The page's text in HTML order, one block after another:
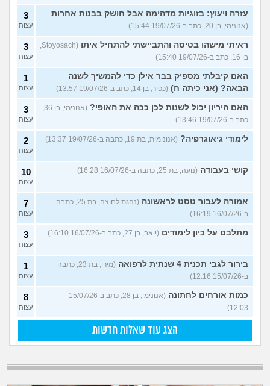
עזרה ויעוץ: בזוגיות מדהימה אבל חושק בבנות אחרות
(אנונימי, בן 20, כתב ב-19/07/26 15:44)
3
עצות
ראיתי מישהו בטיסה והתביישתי להתחיל איתו
בן 16, כתב ב-19/07/26 15:40)
3
עצות
האם קיבלתי מספיק בבר אילן כדי להמשיך לשנה
הבאה? (אני כיתה ח) (כפיר, בן 14, כתב ב-19/07/26 13:57)
1
עצות
האם היריון יכול לשנות לכן ככה את האופי?
כתב ב-19/07/26 13:46)
3
עצות
לימודי גיאוגרפיה? (אנונימית, בת 19, כתבה ב-19/07/26 13:37) 2
עצות
קושי בעבודה (נועה, בת 25, כתבה ב-16/07/26 16:28) 10
עצות
אמורה לעבור טסט לראשונה
(נהגת לחוצה, בת 25, כתבה
ב-16/07/26 16:19)
7
עצות
מתלבט על כיון לימודים (יואב, בן 27, כתב ב-16/07/26 16:10) 3
עצות
בירור לגבי תכנית 4 שנתית לרפואה
(מירי, בת 23, כתבה
ב-15/07/26 12:16)
1
עצות
כמות אורחים לחתונה
(אנונימי, בן 28, כתב ב-15/07/26
12:03)
8
עצות
הצג עוד שאלות חדשות